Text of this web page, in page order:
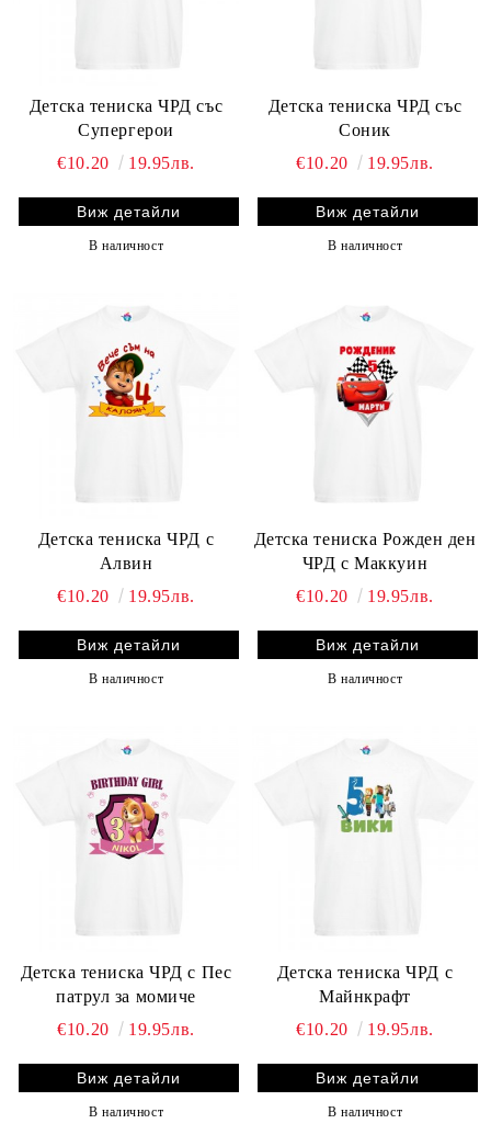
Детска тениска ЧРД със
Супергерои
€10.20
19.95лв.
Виж детайли
В наличност
Детска тениска ЧРД със
Соник
€10.20
19.95лв.
Виж детайли
В наличност
Детска тениска ЧРД с
Алвин
€10.20
19.95лв.
Виж детайли
В наличност
Детска тениска Рожден ден
ЧРД с Маккуин
€10.20
19.95лв.
Виж детайли
В наличност
Детска тениска ЧРД с Пес
патрул за момиче
€10.20
19.95лв.
Виж детайли
В наличност
Детска тениска ЧРД с
Майнкрафт
€10.20
19.95лв.
Виж детайли
В наличност